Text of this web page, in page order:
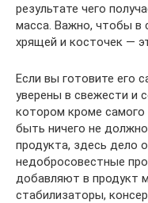
результате чего
масса. Важно, чтобы в
хрящей и косточек —
Если вы готовите его
уверены в свежести и
котором кроме самого
быть ничего не
продукта, здесь дело
недобросовестные
добавляют в продукт
стабилизаторы,